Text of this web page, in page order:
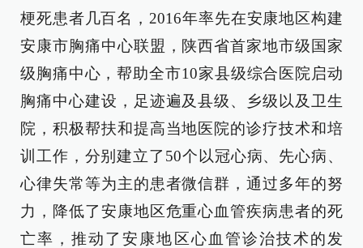
梗死患者几百名，2016年率先在安康地区构建
安康市胸痛中心联盟，陕西省首家地市级国家
级胸痛中心，帮助全市10家县级综合医院启动
胸痛中心建设，足迹遍及县级、乡级以及卫生
院，积极帮扶和提高当地医院的诊疗技术和培
训工作，分别建立了50个以冠心病、先心病、
心律失常等为主的患者微信群，通过多年的努
力，降低了安康地区危重心血管疾病患者的死
亡率，推动了安康地区心血管诊治技术的发